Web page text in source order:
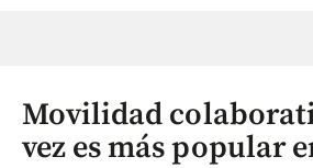
Movilidad
vez es más popular